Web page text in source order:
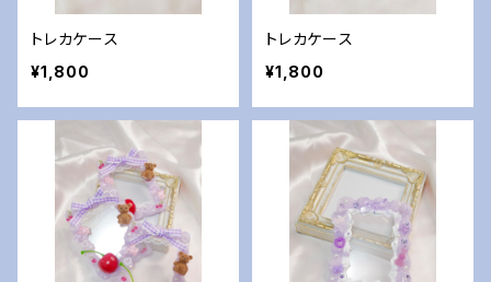
トレカケース
¥1,800
トレカケース
¥1,800